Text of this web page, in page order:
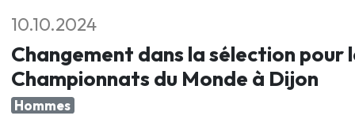
10.10.2024
Changement dans la sélection pour
Championnats du Monde à Dijon
Hommes